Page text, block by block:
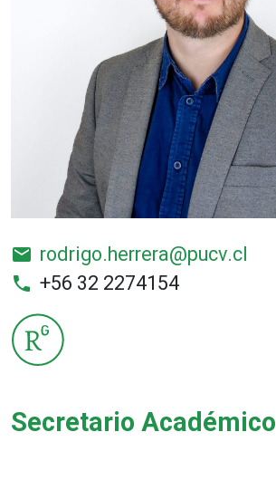
Secretario Académico
email rodrigo.herrera@pucv.cl
phone +56 32 2274154